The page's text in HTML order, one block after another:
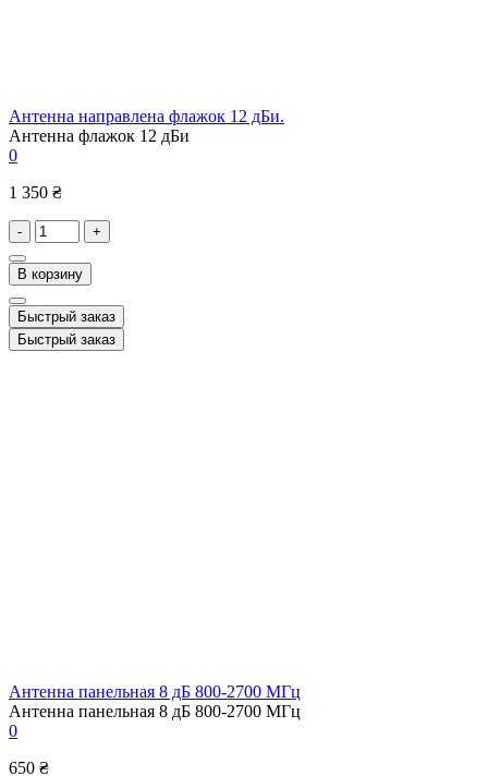
Антенна направлена флажок 12 дБи.
Антенна флажок 12 дБи
0
1 350 ₴
- +
В корзину
Быстрый заказ
Быстрый заказ
Антенна панельная 8 дБ 800-2700 МГц
Антенна панельная 8 дБ 800-2700 МГц
0
650 ₴